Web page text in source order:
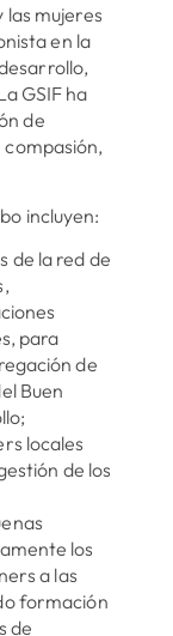
las mujeres
en la
GSIF ha
de
incluyen:
de la red de
para
de
Buen
locales
de los
los
a las
formación
de